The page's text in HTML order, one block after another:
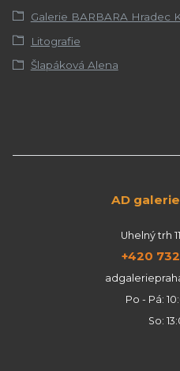
Galerie BARBARA Hradec
Litografie
Šlapáková Alena
AD galerie
Uhelný trh
+420
Po - Pá:
So: